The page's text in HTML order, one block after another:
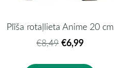
Plīša rotaļlieta Anime 20 cm
€8,49 €6,99